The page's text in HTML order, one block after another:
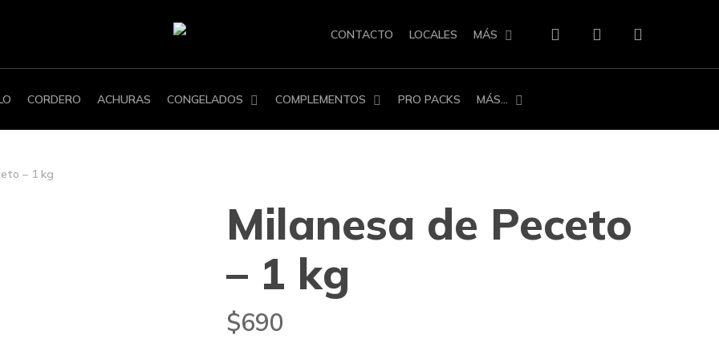
CONTACTO LOCALES MÁS
CORDERO ACHURAS CONGELADOS COMPLEMENTOS PRO PACKS MÁS…
– 1 kg
Milanesa de Peceto
– 1 kg
$690